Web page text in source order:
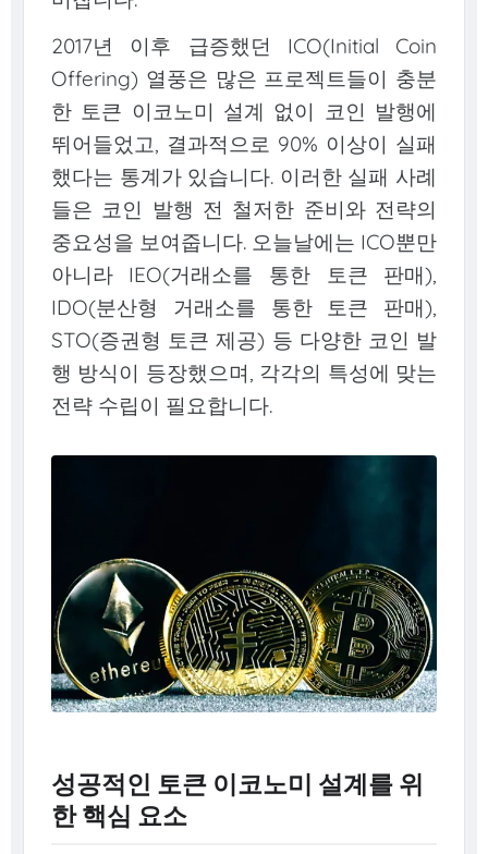
2017년 이후 급증했던 ICO(Initial Coin
Offering) 열풍은 많은 프로젝트들이 충분
한 토큰 이코노미 설계 없이 코인 발행에
뛰어들었고, 결과적으로 90% 이상이 실패
했다는 통계가 있습니다. 이러한 실패 사례
들은 코인 발행 전 철저한 준비와 전략의
중요성을 보여줍니다. 오늘날에는 ICO뿐만
아니라 IEO(거래소를 통한 토큰 판매),
IDO(분산형 거래소를 통한 토큰 판매),
STO(증권형 토큰 제공) 등 다양한 코인 발
행 방식이 등장했으며, 각각의 특성에 맞는
전략 수립이 필요합니다.
성공적인 토큰 이코노미 설계를 위
한 핵심 요소